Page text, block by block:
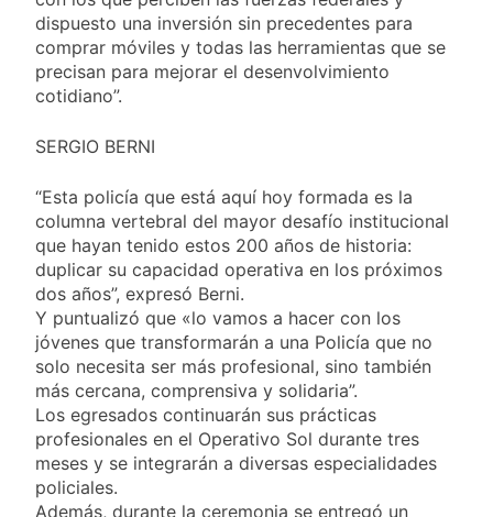
cercanas a 1°C
Propiedad Privada de
Milei
2 Días Atrás
Renunció el
subsecretario de
Facundo Moyano
La Libertad Avanza
consiguió la mayoría
y rechazó el pedido
del peronismo de
girar el proyecto a
2 Días Atrás
dispuesto una inversión sin precedentes para
comprar móviles y todas las herramientas que se
precisan para mejorar el desenvolvimiento
cotidiano”.
SERGIO BERNI
“Esta policía que está aquí hoy formada es la
columna vertebral del mayor desafío institucional
que hayan tenido estos 200 años de historia:
duplicar su capacidad operativa en los próximos
dos años”, expresó Berni.
Y puntualizó que «lo vamos a hacer con los
jóvenes que transformarán a una Policía que no
solo necesita ser más profesional, sino también
más cercana, comprensiva y solidaria”.
Los egresados continuarán sus prácticas
profesionales en el Operativo Sol durante tres
meses y se integrarán a diversas especialidades
policiales.
Además, durante la ceremonia se entregó un